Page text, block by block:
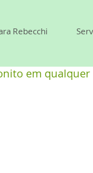
Rebecchi
em qualquer